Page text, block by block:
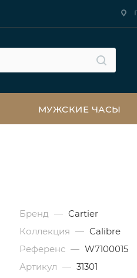
МУЖСКИЕ ЧАСЫ
Бренд — Cartier
Коллекция — Calibre
Референс — W7100015
Артикул — 31301